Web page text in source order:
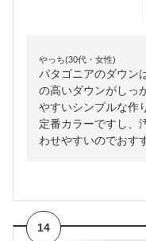
やっち(30代・女性)
パタゴニアのダウン
の高いダウンがしっ
やすいシンプルな作
定番カラーですし、
わせやすいのでおす
14